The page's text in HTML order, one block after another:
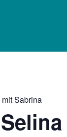
Sabrina